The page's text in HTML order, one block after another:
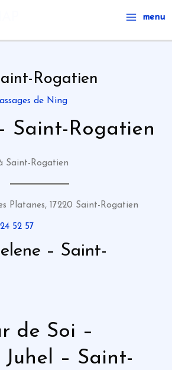
Main
Menu
menu
Rogatien
de Ning
Saint-Rogatien
Saint-Rogatien
Platanes, 17220 Saint-Rogatien
52 57
– Saint-
de Soi –
– Saint-